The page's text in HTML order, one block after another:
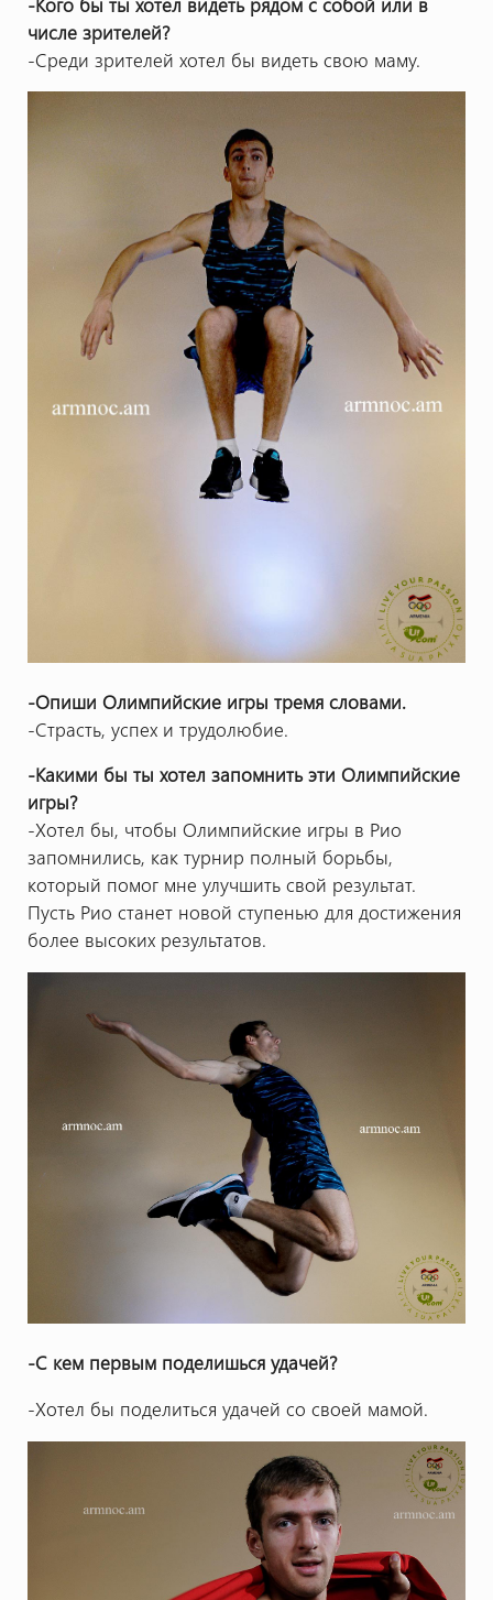
числе зрителей?
-Среди зрителей хотел бы видеть свою маму.
-Опиши Олимпийские игры тремя словами.
-Страсть, успех и трудолюбие.
-Какими бы ты хотел запомнить эти Олимпийские
игры?
-Хотел бы, чтобы Олимпийские игры в Рио
запомнились, как турнир полный борьбы,
который помог мне улучшить свой результат.
Пусть Рио станет новой ступенью для достижения
более высоких результатов.
-С кем первым поделишься удачей?
-Хотел бы поделиться удачей со своей мамой.